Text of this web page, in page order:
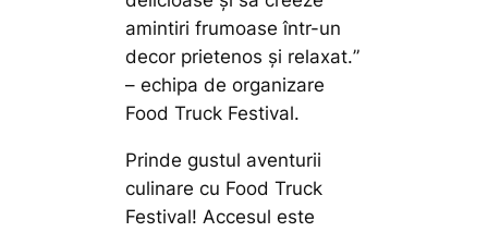
amintiri frumoase într-un
decor prietenos și relaxat.”
– echipa de organizare
Food Truck Festival.
Prinde gustul aventurii
culinare cu Food Truck
Festival! Accesul este